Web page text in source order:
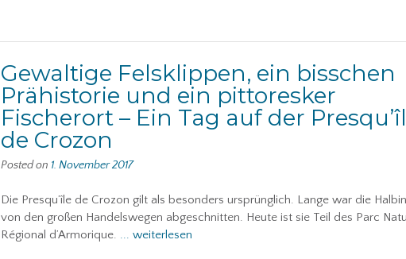
Gewaltige Felsklippen, ein bisschen
Prähistorie und ein pittoresker
Fischerort – Ein Tag auf der
de Crozon
Posted on 1. November 2017
Die Presqu’île de Crozon gilt als besonders ursprünglich. Lange war die
von den großen Handelswegen abgeschnitten. Heute ist sie Teil des Parc
Régional d’Armorique. ... weiterlesen